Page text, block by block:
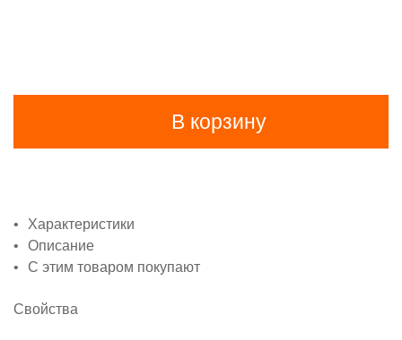
В корзину
Характеристики
Описание
С этим товаром покупают
Свойства